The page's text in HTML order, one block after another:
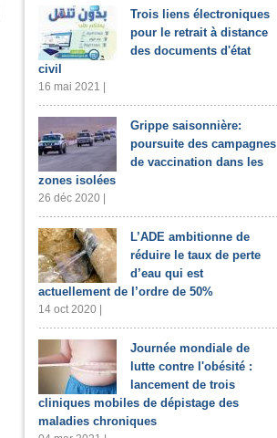
Trois liens électroniques
pour le retrait à distance
des documents d'état
civil
16 mai 2021 |
Grippe saisonnière:
poursuite des campagnes
de vaccination dans les
zones isolées
26 déc 2020 |
L’ADE ambitionne de
réduire le taux de perte
d’eau qui est
actuellement de l’ordre de 50%
14 oct 2020 |
Journée mondiale de
lutte contre l'obésité :
lancement de trois
cliniques mobiles de dépistage des
maladies chroniques